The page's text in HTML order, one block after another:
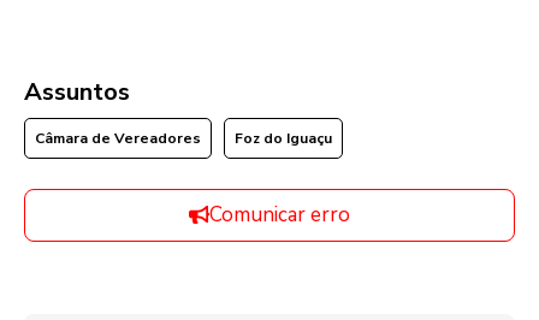
Assuntos
Câmara de Vereadores Foz do Iguaçu
Comunicar erro